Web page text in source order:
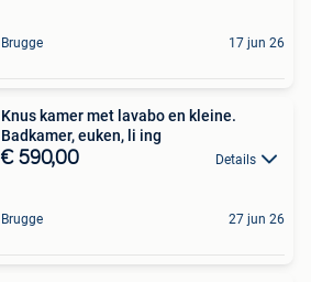
Brugge 17 jun 26
Knus kamer met lavabo en kleine.
Badkamer, euken, li ing
€ 590,00 Details
Brugge 27 jun 26